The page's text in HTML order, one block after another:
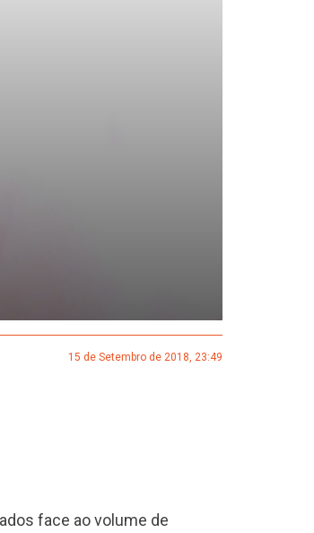
15 de Setembro de 2018, 23:49
face ao volume de